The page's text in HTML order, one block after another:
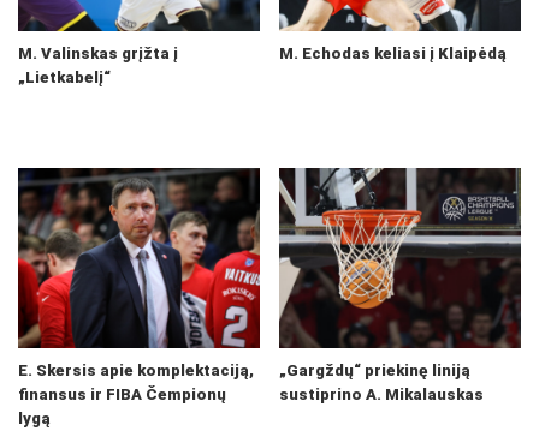
M. Valinskas grįžta į
„Lietkabelį“
M. Echodas keliasi į Klaipėdą
E. Skersis apie komplektaciją,
finansus ir FIBA Čempionų
lygą
„Gargždų“ priekinę liniją
sustiprino A. Mikalauskas